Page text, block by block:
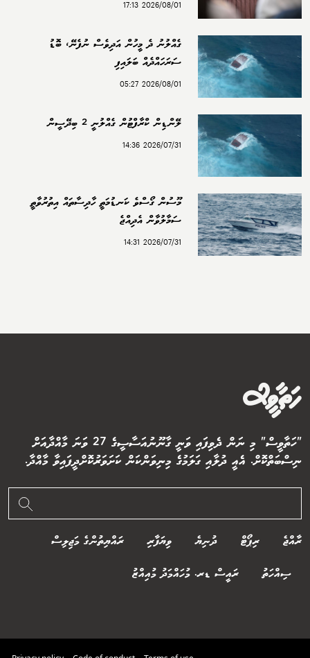
2026/08/01 17:13
ގެއްލުނު ދެ މީހުން އަދިވެސް ނުފެނޭ، ބޮޑު
ސަރަހައްދެއް ބަލައިފި
2026/08/01 05:27
ލޭންޑިން ކްރާފްޓުން ގެއްލުނީ 2 ބިދޭސީން
2026/07/31 14:36
މޫސުން ގޯސްވެ ކަނޑުމަތީ ހާދިސާތައް އިތުރުވާތީ
ސަމާލުވާން އެދިއްޖެ
2026/07/31 14:31
"ހަތާވީސް" މި ނަން ދެވިފައި ވަނީ ގާނޫނުއަސާސީގެ 27 ވަނަ މާއްދާއަށް
ނިސްބަތްކޮށް. އެއީ ދުލާއި ގަލަމުގެ މިނިވަންކަން ކަށަވަރުކޮށްދީފައިވާ މާއްދާ.
ރާއްޖެ ރިޕޯޓް ދުނިޔެ ވިޔަފާރި ރައްޔިތުންގެ މަޖިލިސް
ސިއްހަތު ރައީސް ޑރ. މުހައްމަދު މުއިއްޒު